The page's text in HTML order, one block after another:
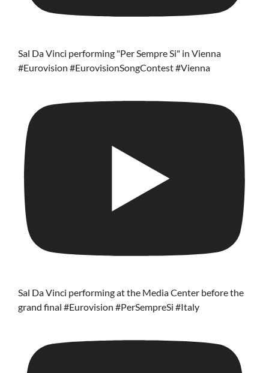
Sal Da Vinci performing "Per Sempre Si" in Vienna
#Eurovision #EurovisionSongContest #Vienna
Sal Da Vinci performing at the Media Center before the
grand final #Eurovision #PerSempreSi #Italy